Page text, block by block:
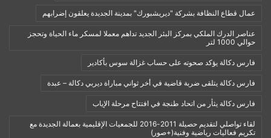
عمال قطاع النظافة بشركة "ديريشبورك" بمدينة الجديدة يعلقون إضرابهم
عناصر الدرك الملكي بمركز البئر الجديد تداهم معملا لمسكر ماء الحياة وتحجز
حوالي 1000 لتر
فارس دكالة يؤكد صحوته على حساب غزالة سوس بأكادير
فارس دكالة يتلقى ضربة قاضية في أخر ثواني مباراة ديربي دكالة – عبدة
فارس دكالة يثأر من اتحاد طنجة في افتتاح مرحلة الإياب
لقاء تواصلي لتقديم حصيلة 2011-2016 للجمعيات الإقليمية بعمالة الجديدة مع
تكريم فعاليات رياضية وفنية(+صور)